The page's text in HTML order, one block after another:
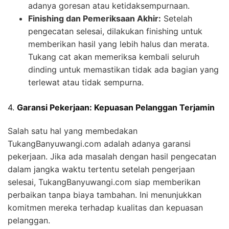
adanya goresan atau ketidaksempurnaan.
Finishing dan Pemeriksaan Akhir: Setelah
pengecatan selesai, dilakukan finishing untuk
memberikan hasil yang lebih halus dan merata.
Tukang cat akan memeriksa kembali seluruh
dinding untuk memastikan tidak ada bagian yang
terlewat atau tidak sempurna.
4. Garansi Pekerjaan: Kepuasan Pelanggan Terjamin
Salah satu hal yang membedakan
TukangBanyuwangi.com adalah adanya garansi
pekerjaan. Jika ada masalah dengan hasil pengecatan
dalam jangka waktu tertentu setelah pengerjaan
selesai, TukangBanyuwangi.com siap memberikan
perbaikan tanpa biaya tambahan. Ini menunjukkan
komitmen mereka terhadap kualitas dan kepuasan
pelanggan.